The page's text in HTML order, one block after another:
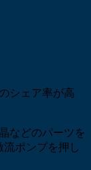
シェア率が高
などのパーツを
ポンプを押し